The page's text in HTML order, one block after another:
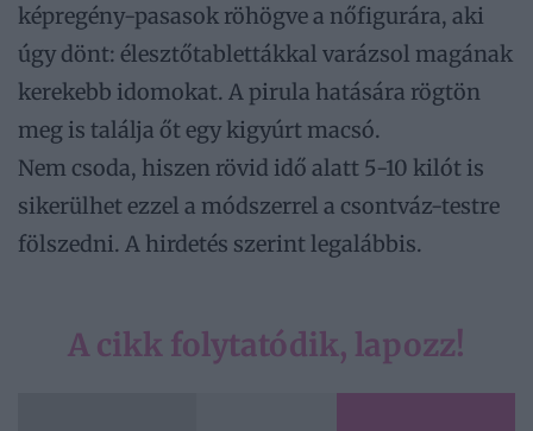
képregény-pasasok röhögve a nőfigurára, aki
úgy dönt: élesztőtablettákkal varázsol magának
kerekebb idomokat. A pirula hatására rögtön
meg is találja őt egy kigyúrt macsó.
Nem csoda, hiszen rövid idő alatt 5-10 kilót is
sikerülhet ezzel a módszerrel a csontváz-testre
fölszedni. A hirdetés szerint legalábbis.
A cikk folytatódik, lapozz!